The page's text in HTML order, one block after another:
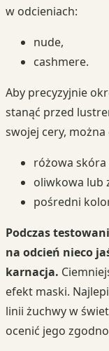
w odcieniach:
nude,
cashmere.
Aby precyzyjnie
stanąć przed
swojej cery,
różowa skóra
oliwkowa lub
pośredni
Podczas
na odcień nieco
karnacja.
efekt maski.
linii żuchwy w
ocenić jego